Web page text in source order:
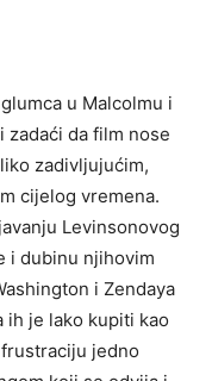
u Malcolmu i
zadaći da film nose
zadivljujućim,
cijelog vremena.
Levinsonovog
i dubinu njihovim
i Zendaya
ih je lako kupiti kao
jedno